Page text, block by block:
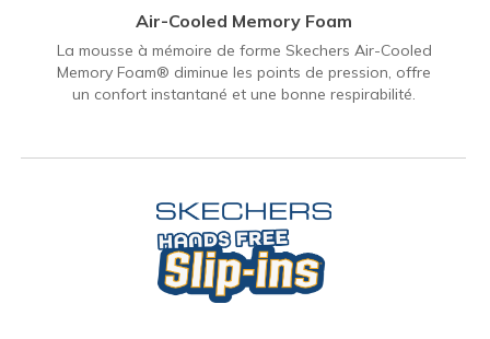
Air-Cooled Memory Foam
La mousse à mémoire de forme Skechers Air-Cooled
Memory Foam® diminue les points de pression, offre
un confort instantané et une bonne respirabilité.